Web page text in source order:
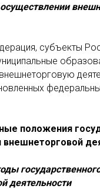
субъекты
положения
внешнеторговой
деятельности